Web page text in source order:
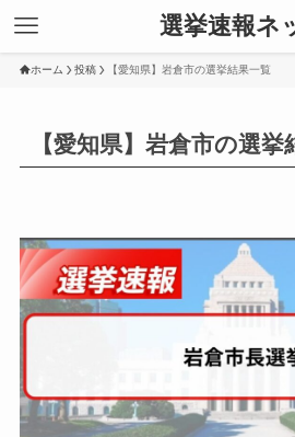
選挙速報ネ
ホーム 投稿 【愛知県】岩倉市の選挙結果一覧
【愛知県】岩倉市の選挙